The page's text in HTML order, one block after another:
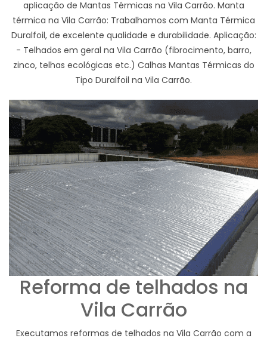
aplicação de Mantas Térmicas na Vila Carrão. Manta
térmica na Vila Carrão: Trabalhamos com Manta Térmica
Duralfoil, de excelente qualidade e durabilidade. Aplicação:
- Telhados em geral na Vila Carrão (fibrocimento, barro,
zinco, telhas ecológicas etc.) Calhas Mantas Térmicas do
Tipo Duralfoil na Vila Carrão.
Reforma de telhados na
Vila Carrão
Executamos reformas de telhados na Vila Carrão com a